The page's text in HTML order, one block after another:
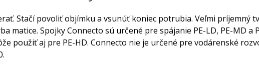
Stačí povoliť objímku a vsunúť koniec potrubia. Veľmi príjemný
matice. Spojky Connecto sú určené pre spájanie PE-LD, PE-MD a
použiť aj pre PE-HD. Connecto nie je určené pre vodárenské